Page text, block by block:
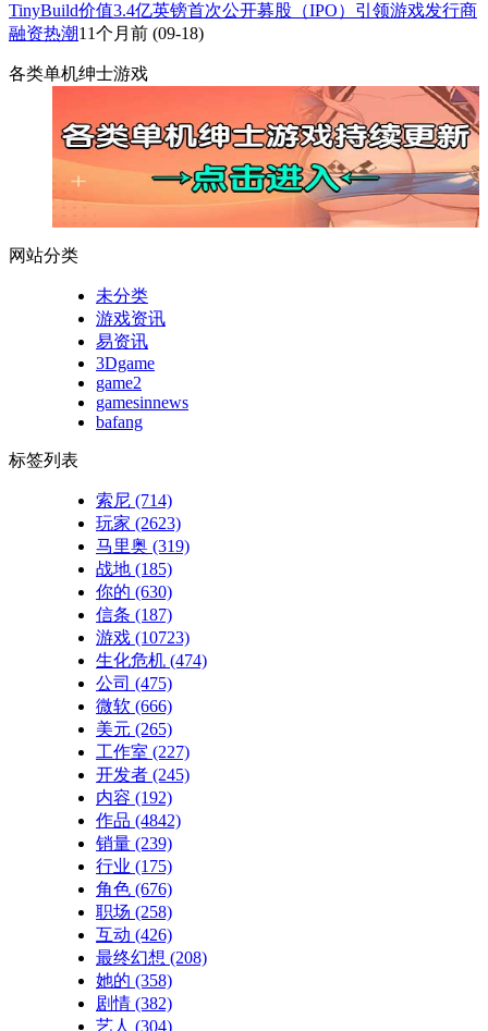
TinyBuild价值3.4亿英镑首次公开募股（IPO）引领游戏发行商
融资热潮11个月前 (09-18)
各类单机绅士游戏
网站分类
未分类
游戏资讯
易资讯
3Dgame
game2
gamesinnews
bafang
标签列表
索尼 (714)
玩家 (2623)
马里奥 (319)
战地 (185)
你的 (630)
信条 (187)
游戏 (10723)
生化危机 (474)
公司 (475)
微软 (666)
美元 (265)
工作室 (227)
开发者 (245)
内容 (192)
作品 (4842)
销量 (239)
行业 (175)
角色 (676)
职场 (258)
互动 (426)
最终幻想 (208)
她的 (358)
剧情 (382)
艺人 (304)